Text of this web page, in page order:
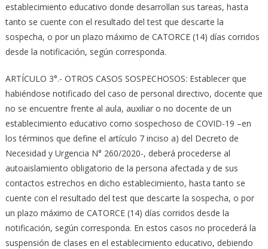
establecimiento educativo donde desarrollan sus tareas, hasta
tanto se cuente con el resultado del test que descarte la
sospecha, o por un plazo máximo de CATORCE (14) días corridos
desde la notificación, según corresponda.
ARTÍCULO 3°.- OTROS CASOS SOSPECHOSOS: Establecer que
habiéndose notificado del caso de personal directivo, docente que
no se encuentre frente al aula, auxiliar o no docente de un
establecimiento educativo como sospechoso de COVID-19 –en
los términos que define el artículo 7 inciso a) del Decreto de
Necesidad y Urgencia N° 260/2020-, deberá procederse al
autoaislamiento obligatorio de la persona afectada y de sus
contactos estrechos en dicho establecimiento, hasta tanto se
cuente con el resultado del test que descarte la sospecha, o por
un plazo máximo de CATORCE (14) días corridos desde la
notificación, según corresponda. En estos casos no procederá la
suspensión de clases en el establecimiento educativo, debiendo